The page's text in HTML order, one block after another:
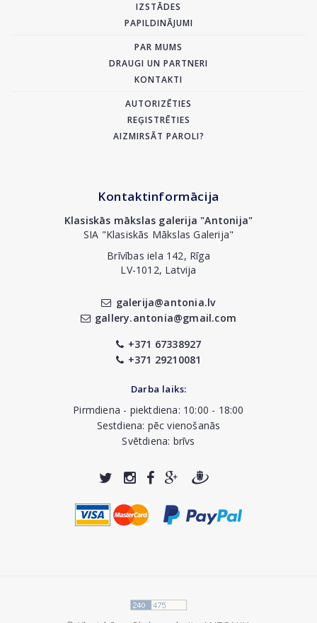
IZSTĀDES
PAPILDINĀJUMI
PAR MUMS
DRAUGI UN PARTNERI
KONTAKTI
AUTORIZĒTIES
REĢISTRĒTIES
AIZMIRSĀT PAROLI?
Kontaktinformācija
Klasiskās mākslas galerija "Antonija"
SIA "Klasiskās Mākslas Galerija"
Brīvības iela 142, Rīga
LV-1012, Latvija
galerija@antonia.lv
gallery.antonia@gmail.com
+371 67338927
+371 29210081
Darba laiks:
Pirmdiena - piektdiena: 10:00 - 18:00
Sestdiena: pēc vienošanās
Svētdiena: brīvs